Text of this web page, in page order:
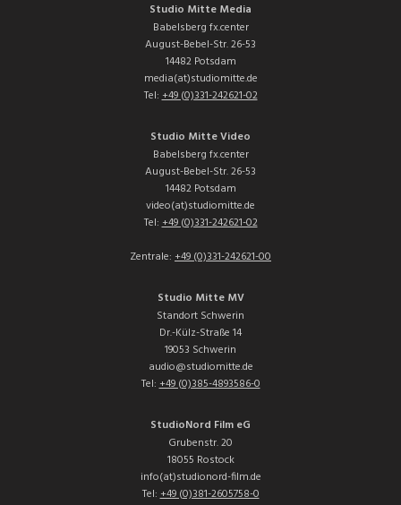
Studio Mitte Media
Babelsberg fx.center
August-Bebel-Str. 26-53
14482 Potsdam
media(at)studiomitte.de
Tel:+49 (0)331-242621-02
Studio Mitte Video
Babelsberg fx.center
August-Bebel-Str. 26-53
14482 Potsdam
video(at)studiomitte.de
Tel:+49 (0)331-242621-02
Zentrale: +49 (0)331-242621-00
Studio Mitte MV
Standort Schwerin
Dr.-Külz-Straße 14
19053 Schwerin
audio@studiomitte.de
Tel:+49 (0)385-4893586-0
StudioNord Film eG
Grubenstr. 20
18055 Rostock
info(at)studionord-film.de
Tel:+49 (0)381-2605758-0